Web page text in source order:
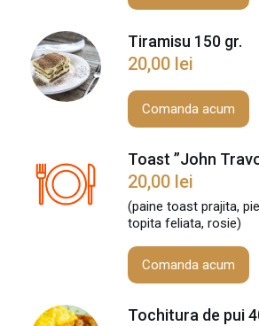
Tiramisu 150 gr.
20,00 lei
Comanda acum
Toast ”John
20,00 lei
(paine toast prajita,
topita feliata, rosie)
Comanda acum
Tochitura de pui